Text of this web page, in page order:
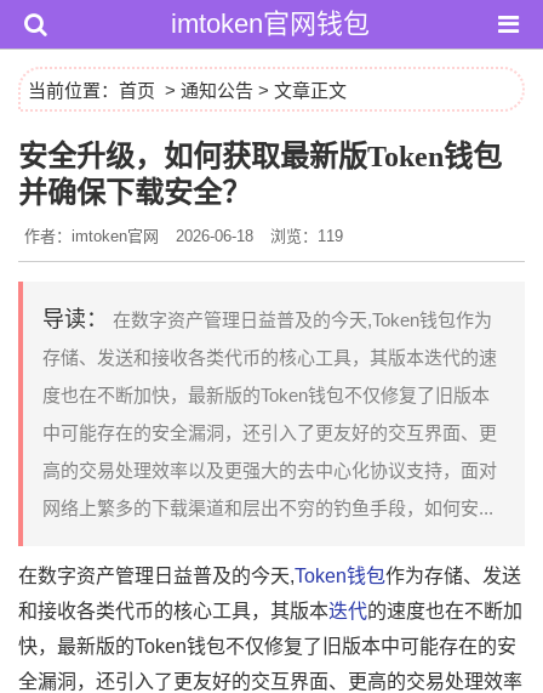
imtoken官网钱包
当前位置： 首页 > 通知公告 > 文章正文
安全升级，如何获取最新版Token钱包
并确保下载安全？
作者：imtoken官网 2026-06-18 浏览：119
导读：
在数字资产管理日益普及的今天,Token钱包作为
存储、发送和接收各类代币的核心工具，其版本迭代的速
度也在不断加快，最新版的Token钱包不仅修复了旧版本
中可能存在的安全漏洞，还引入了更友好的交互界面、更
高的交易处理效率以及更强大的去中心化协议支持，面对
网络上繁多的下载渠道和层出不穷的钓鱼手段，如何安...
在数字资产管理日益普及的今天,Token钱包作为存储、发送
和接收各类代币的核心工具，其版本迭代的速度也在不断加
快，最新版的Token钱包不仅修复了旧版本中可能存在的安
全漏洞，还引入了更友好的交互界面、更高的交易处理效率